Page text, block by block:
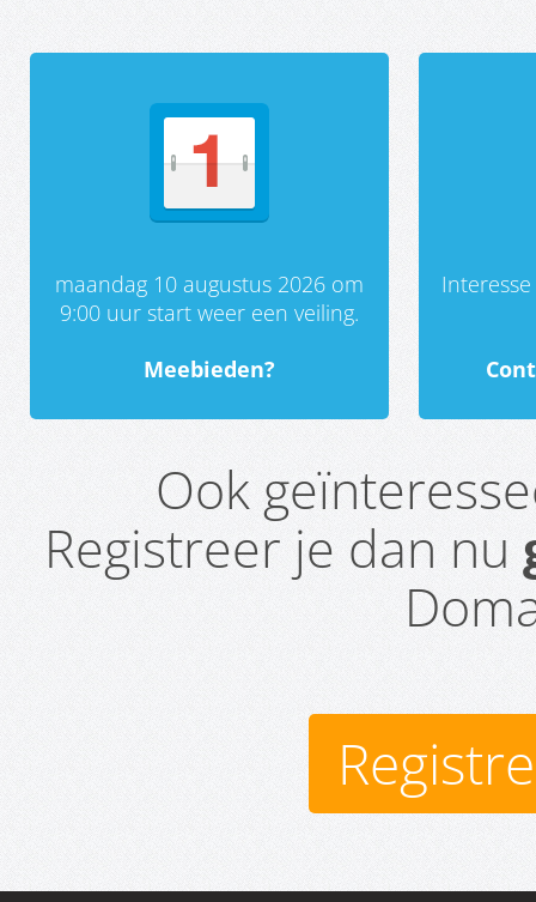
maandag 10 augustus 2026 om
9:00 uur start weer een veiling.
Meebieden?
Ook
Registreer je dan nu